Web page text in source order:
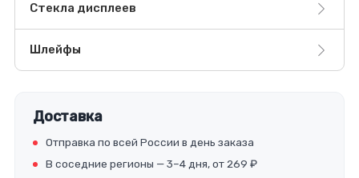
Стекла дисплеев
Шлейфы
Доставка
Отправка по всей России в день заказа
В соседние регионы — 3–4 дня, от 269 ₽